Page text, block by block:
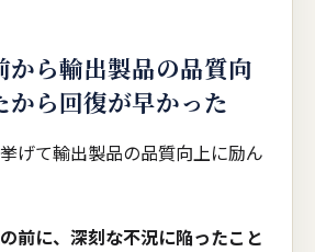
から輸出製品の品質向
から回復が早かった
げて輸出製品の品質向上に励ん
前に、深刻な不況に陥ったこと